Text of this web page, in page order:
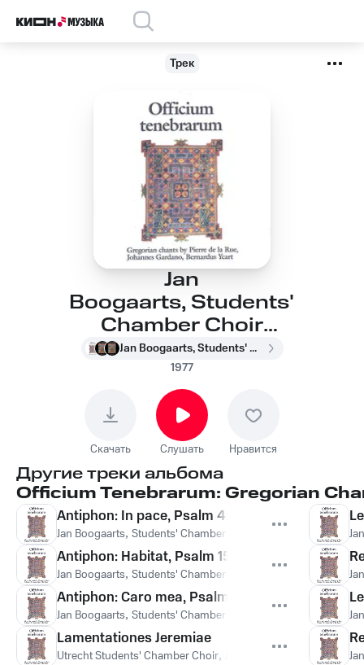
Трек
Jan
Boogaarts, Students'
Chamber Choir
Utrecht, Students'
Choir Utrecht - Resp.:
Jerusalem surge
Jan Boogaarts, Students' Chamber Choir Utrecht, Students' Choir Utrecht
1977
Скачать Слушать Нравится
Другие треки альбома
Officium Tenebrarum: Gregorian
Antiphon: In pace, Psalm 4: Cum invocarem
Jan Boogaarts, Students' Chamber Choir Utrecht Students'
Antiphon: Habitat, Psalm 15 (14): Domine quis
Jan Boogaarts, Students' Chamber Choir Utrecht Students'
Antiphon: Caro mea, Psalm 16 (15): Conserva
Jan Boogaarts, Students' Chamber Choir Utrecht Students'
Lamentationes Jeremiae
Utrecht Students' Chamber Choir, Utrecht